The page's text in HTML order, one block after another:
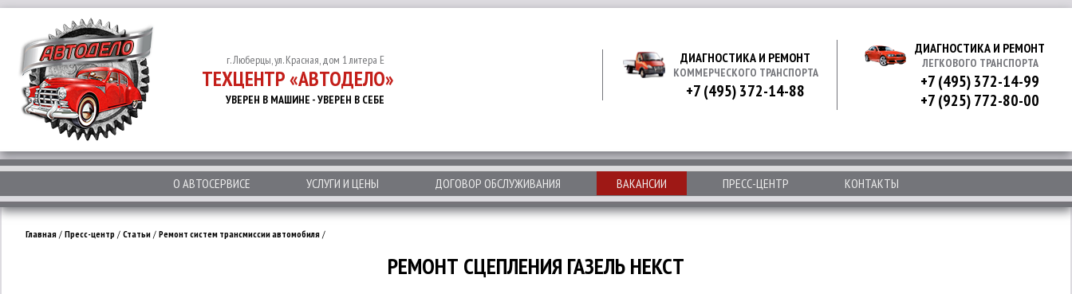
г. Люберцы, ул. Красная, дом 1 литера Е
ТЕХЦЕНТР «АВТОДЕЛО»
УВЕРЕН В МАШИНЕ - УВЕРЕН В СЕБЕ
ДИАГНОСТИКА И РЕМОНТ
КОММЕРЧЕСКОГО ТРАНСПОРТА
+7 (495) 372-14-88
ДИАГНОСТИКА И РЕМОНТ
ЛЕГКОВОГО ТРАНСПОРТА
+7 (495) 372-14-99
+7 (925) 772-80-00
О АВТОСЕРВИСЕ УСЛУГИ И ЦЕНЫ ДОГОВОР ОБСЛУЖИВАНИЯ ВАКАНСИИ ПРЕСС-ЦЕНТР КОНТАКТЫ
Главная / Пресс-центр / Статьи / Ремонт систем трансмиссии автомобиля /
РЕМОНТ СЦЕПЛЕНИЯ ГАЗЕЛЬ НЕКСТ